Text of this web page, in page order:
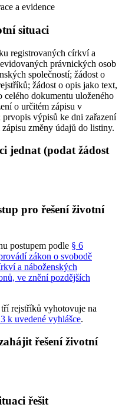
a evidence
situaci
registrovaných církví a
právnických osob
společností; žádost o
žádost o opis jako text,
celého dokumentu uloženého
o určitém zápisu v
výpisů ke dni zařazení
změny údajů do listiny.
jednat (podat žádost
pro řešení životní
postupem podle § 6
zákon o svobodě
a náboženských
ve znění pozdějších
rejstříků vyhotovuje na
k uvedené vyhlášce.
řešení životní
řešit